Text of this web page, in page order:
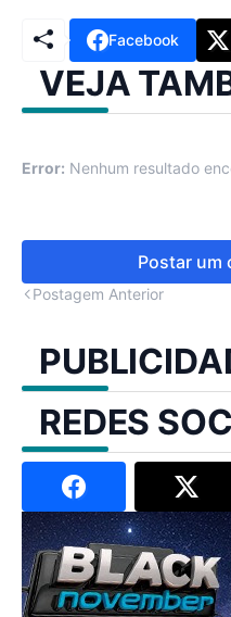
Facebook
VEJA
Error: Nenhum resultado
Postar um
Postagem Anterior
REDES